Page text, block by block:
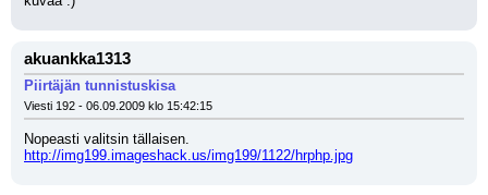
akuankka1313
Piirtäjän tunnistuskisa
Viesti 192 - 06.09.2009 klo 15:42:15
Nopeasti valitsin tällaisen.
http://img199.imageshack.us/img199/1122/hrphp.jpg